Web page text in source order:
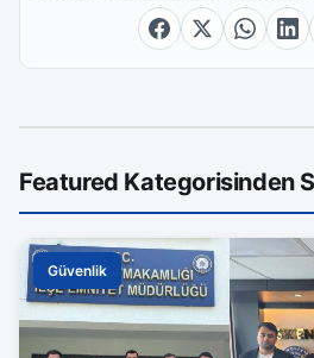
Featured Kategorisinden
Güvenlik